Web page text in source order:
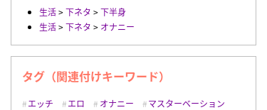
生活>下ネタ >下半身
生活>下ネタ > オナニー
タグ（関連付けキーワード）
エッチ エロ オナニー
マスターベーション